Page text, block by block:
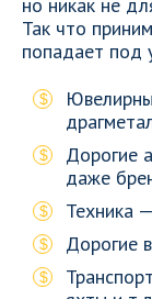
Так что
попадает под
Дорогие
даже
Техника
Дорогие